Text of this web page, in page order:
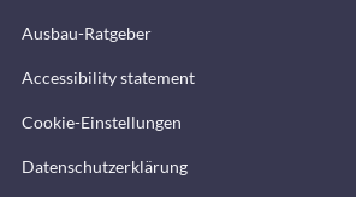
Ausbau-Ratgeber
Accessibility statement
Cookie-Einstellungen
Datenschutzerklärung